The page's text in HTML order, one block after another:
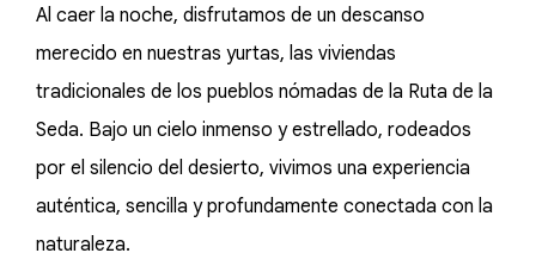
Al caer la noche, disfrutamos de un descanso
merecido en nuestras yurtas, las viviendas
tradicionales de los pueblos nómadas de la Ruta de la
Seda. Bajo un cielo inmenso y estrellado, rodeados
por el silencio del desierto, vivimos una experiencia
auténtica, sencilla y profundamente conectada con la
naturaleza.